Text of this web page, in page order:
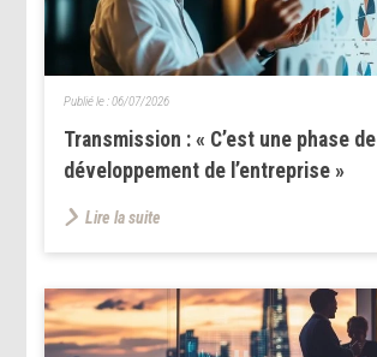
Transmission : « C’est une phase de
développement de l’entreprise »
Publié le :06/07/2026
Lire la suite